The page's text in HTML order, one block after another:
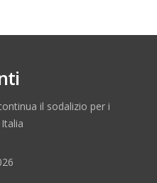
il sodalizio per i